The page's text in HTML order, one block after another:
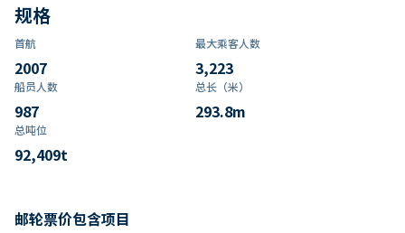
规格
首航
2007
最大乘客人数
3,223
船员人数
987
总长（米）
293.8m
总吨位
92,409t
邮轮票价包含项目